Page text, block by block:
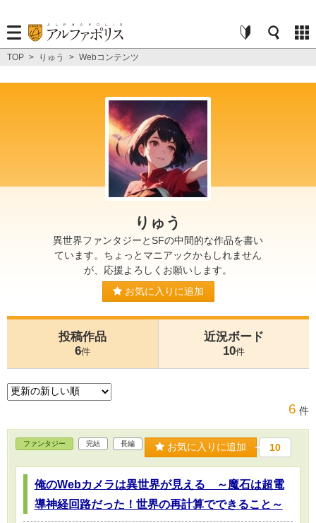
TOP > りゅう > Webコンテンツ
りゅう
異世界ファンタジーとSFの中間的な作品を書い
ています。ちょっとマニアックかもしれません
が、応援よろしくお願いします。
お気に入りに追加
投稿作品
6件
近況ボード
10件
6 件
ファンタジー 完結 長編 お気に入りに追加 10
俺のWebカメラは異世界が見える ～魔石は超電
導神経回路だった！世界の再計算でできること～